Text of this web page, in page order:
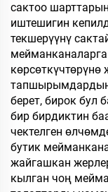
сактоо
иштешигин
текшерүүнү
тапшырымдардын
берет, бирок бул
бир бирдиктин
чектелген
бутик
жайгашкан
кылган чоң